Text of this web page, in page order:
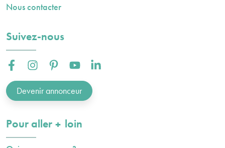
Nous contacter
Suivez-nous
Facebook :Instagram :Pinterest :Youtube :Linkedin :
Devenir annonceur
Pour aller plusloin